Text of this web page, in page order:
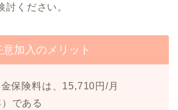
討ください。
意加入のメリット
保険料は、15,710円/月
である